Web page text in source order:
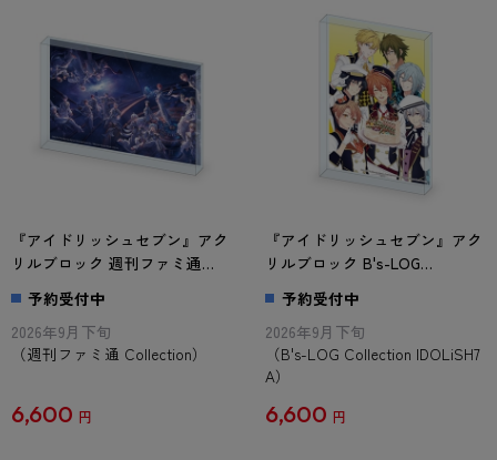
『アイドリッシュセブン』アク
リルブロック 週刊ファミ通
Collection
予約受付中
2026年9月下旬
（週刊ファミ通 Collection）
6,600 円
『アイドリッシュセブン』アク
リルブロック B's-LOG
Collection IDOLiSH7 A
予約受付中
2026年9月下旬
（B's-LOG Collection IDOLiSH7
A）
6,600 円